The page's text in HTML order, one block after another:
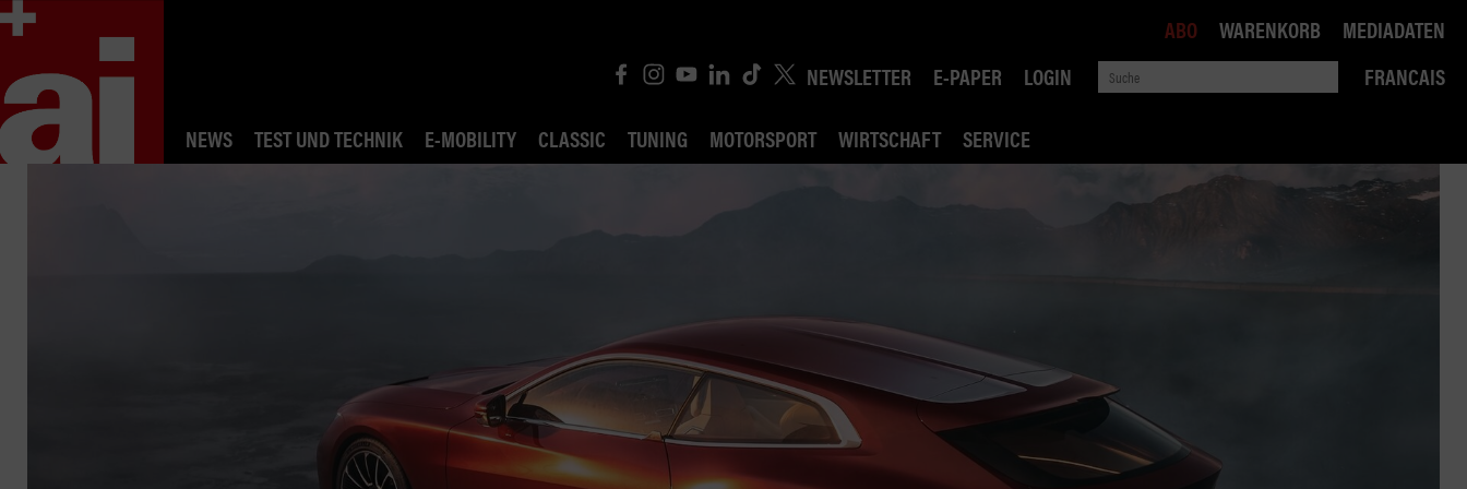
NEWSLETTER E-PAPER LOGIN
FRANCAIS
NEWS
TEST UND TECHNIK E-MOBILITY CLASSIC TUNING MOTORSPORT WIRTSCHAFT SERVICE
ABO WARENKORB MEDIADATEN